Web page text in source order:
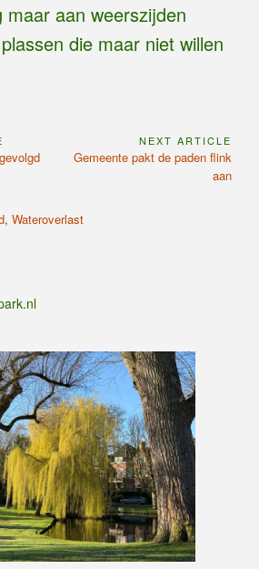
aan weerszijden
die maar niet willen
NEXT ARTICLE
Next
Gemeente pakt de paden flink
aan
, Wateroverlast